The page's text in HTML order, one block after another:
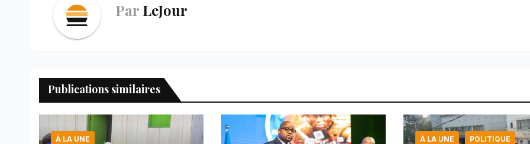
Par LeJour
Publications similaires
À LA UNE
À LA UNE
POLITIQUE